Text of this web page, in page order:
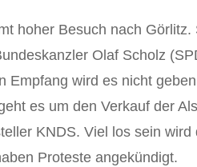
hoher Besuch nach
Olaf Scholz
Empfang wird es nicht
es um den Verkauf der
KNDS. Viel los sein
Proteste angekündigt.